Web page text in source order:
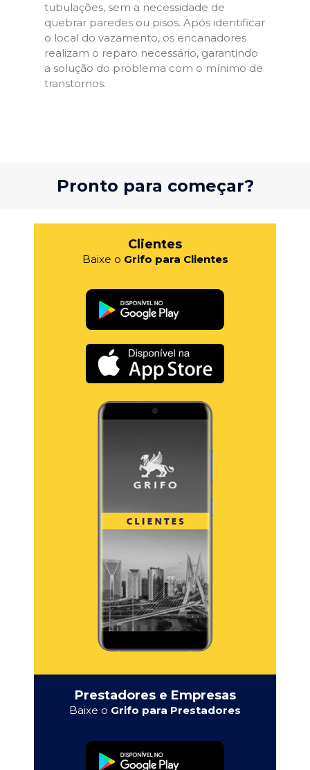
tubulações, sem a necessidade de
quebrar paredes ou pisos. Após identificar
o local do vazamento, os encanadores
realizam o reparo necessário, garantindo
a solução do problema com o mínimo de
transtornos.
Pronto para começar?
Clientes
Baixe o Grifo para Clientes
Prestadores e Empresas
Baixe o Grifo para Prestadores